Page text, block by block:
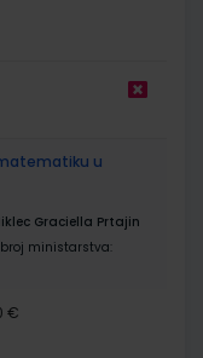
matematiku u
Graciella Prtajin
ministarstva:
€